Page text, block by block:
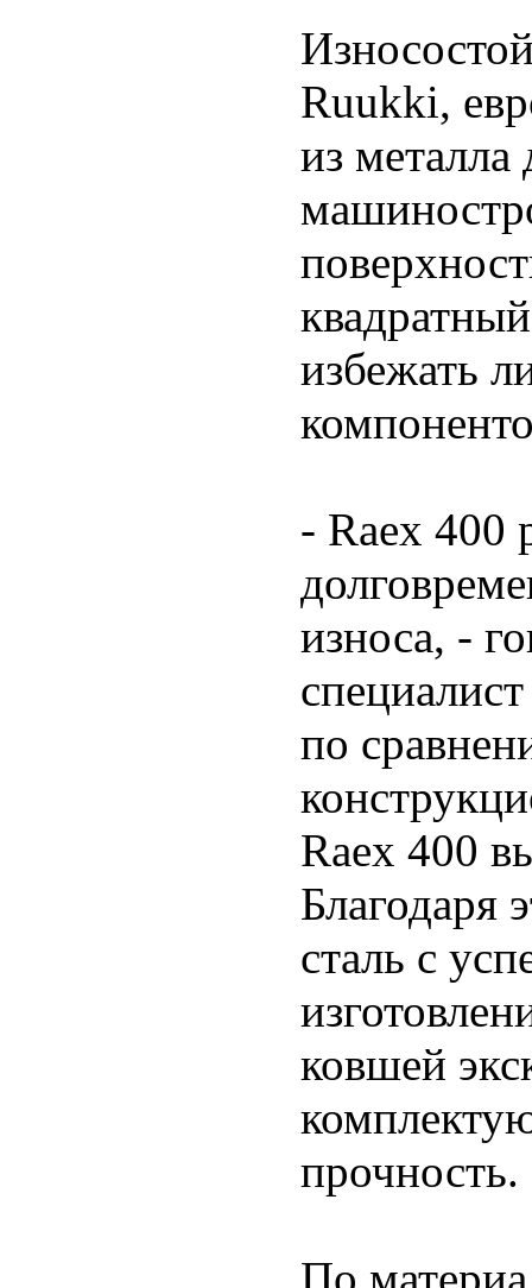
Ruukki,
из металла
избежать
- Raex 400
износа, -
по
Raex 400
Благодаря
сталь с
ковшей
прочность.
По